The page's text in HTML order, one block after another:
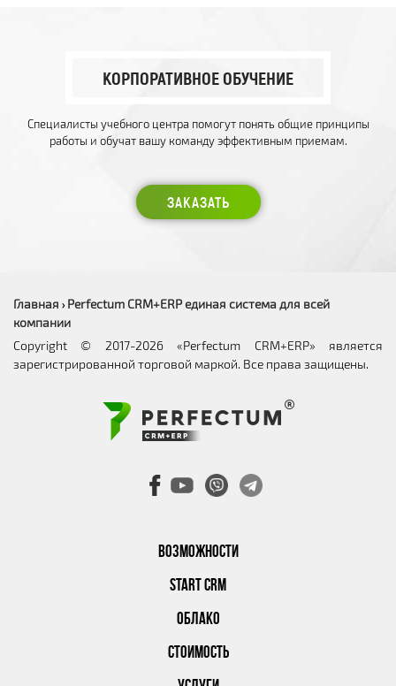
КОРПОРАТИВНОЕ ОБУЧЕНИЕ
Специалисты учебного центра помогут понять общие принципы
работы и обучат вашу команду эффективным приемам.
ЗАКАЗАТЬ
ВОЗМОЖНОСТИ
START CRM
ОБЛАКО
СТОИМОСТЬ
Главная › Perfectum CRM+ERP единая система для всей
компании
Copyright © 2017-2026 «Perfectum CRM+ERP» является
зарегистрированной торговой маркой. Все права защищены.